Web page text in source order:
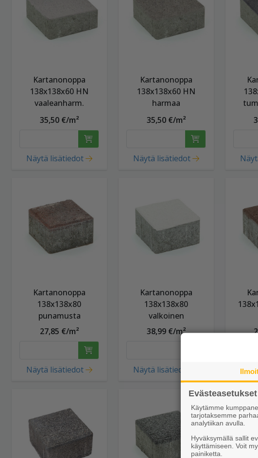
Kartanonoppa
138x138x60 HN
vaaleanharm.
35,50 €/m²
Näytä lisätiedot
Kartanonoppa
138x138x60 HN
harmaa
35,50 €/m²
Näytä lisätiedot
Kartanonoppa
138x138x80
punamusta
27,85 €/m²
Näytä lisätiedot
Kartanonoppa
138x138x80
valkoinen
38,99 €/m²
Näytä lisätiedot
Evästeasetukset
Käytämme
tarjotaksemme
analytiikan avulla.
Hyväksymällä sallit
käyttämiseen. Voit
painiketta.